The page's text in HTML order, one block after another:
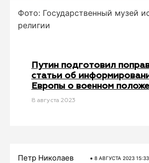
Фото: Государственный музей
религии
Путин подготовил
статьи об
Европы о военном
8 августа 2023
Петр Николаев 8 АВГУСТА 2023 15:33